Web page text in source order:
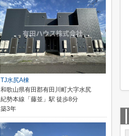
TJ水尻A棟
和歌山県有田郡有田川町大字水尻
紀勢本線「藤並」駅 徒歩8分
築3年